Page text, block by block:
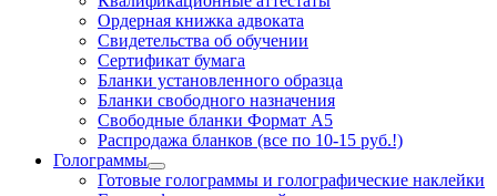
Ордерная книжка адвоката
Свидетельства об обучении
Сертификат бумага
Бланки установленного образца
Бланки свободного назначения
Свободные бланки Формат А5
Распродажа бланков (все по 10-15 руб.!)
Голограммы
Готовые голограммы и голографические наклейки